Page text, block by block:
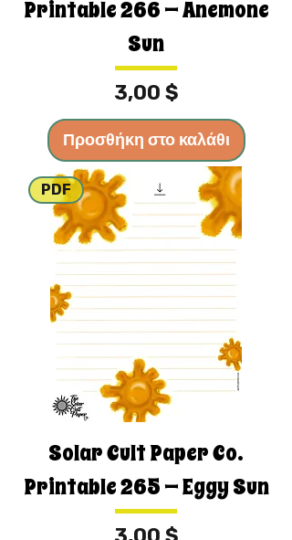
Printable 266 — Anemone
Sun
Τιμή
3,00 $
Προσθήκη στο καλάθι
PDF
Solar Cult Paper Co.
Printable 265 — Eggy Sun
Τιμή